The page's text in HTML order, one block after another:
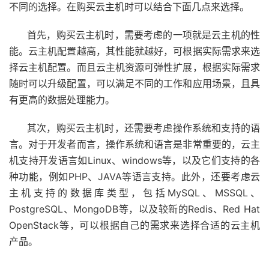
不同的选择。在购买云主机时可以结合下面几点来选择。
首先，购买云主机时，需要考虑的一项就是云主机的性
能。云主机配置越高，其性能就越好，可根据实际需求来选
择云主机配置。而且云主机资源可弹性扩展，根据实际需求
随时可以升级配置，可以满足不同的工作和应用场景，且具
有更高的数据处理能力。
其次，购买云主机时，还需要考虑操作系统和支持的语
言。对于开发者而言，操作系统和语言是非常重要的，云主
机支持开发语言如Linux、windows等，以及它们支持的各
种功能，例如PHP、JAVA等语言支持。此外，还要考虑云
主机支持的数据库类型，包括MySQL、MSSQL、
PostgreSQL、MongoDB等，以及较新的Redis、Red Hat
OpenStack等，可以根据自己的需求来选择合适的云主机
产品。